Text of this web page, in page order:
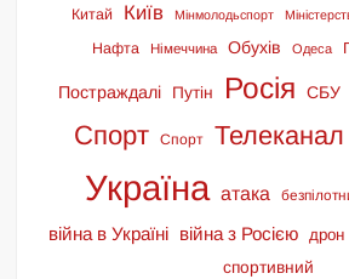
Китай Київ Мінмолодьспорт
Нафта Німеччина Обухів Одеса
Постраждалі Путін Росія СБУ
Спорт Спорт
Україна атака
війна в Україні війна з Росією дрон
спортивний